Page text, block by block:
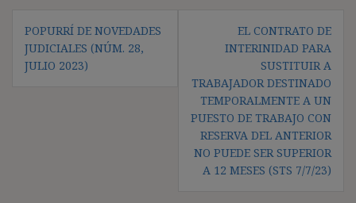
Navegación
de
entradas
POPURRÍ DE NOVEDADES
JUDICIALES (NÚM. 28,
JULIO 2023)
EL CONTRATO DE
INTERINIDAD PARA
SUSTITUIR A
TRABAJADOR DESTINADO
TEMPORALMENTE A UN
PUESTO DE TRABAJO CON
RESERVA DEL ANTERIOR
NO PUEDE SER SUPERIOR
A 12 MESES (STS 7/7/23)